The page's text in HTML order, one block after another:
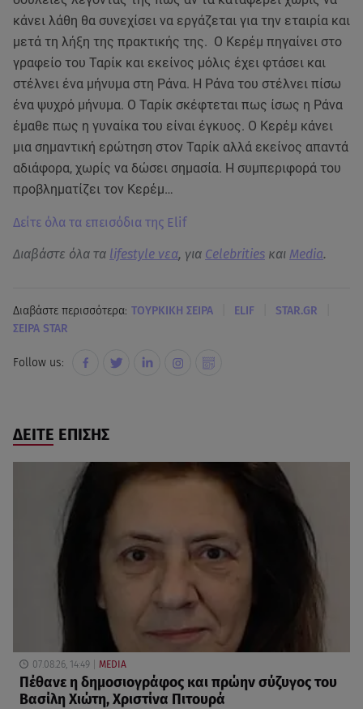
κάνει λάθη θα συνεχίσει να εργάζεται για την εταιρία και
μετά τη λήξη της πρακτικής της. Ο Κερέμ πηγαίνει στο
γραφείο του Ταρίκ και εκείνος μόλις έχει φτάσει και
στέλνει ένα μήνυμα στη Ράνα. Η Ράνα του στέλνει πίσω
ένα ψυχρό μήνυμα. Ο Ταρίκ σκέφτεται πως ίσως η Ράνα
έμαθε πως η γυναίκα του είναι έγκυος. Ο Κερέμ κάνει
μια σημαντική ερώτηση στον Ταρίκ αλλά εκείνος απαντά
αδιάφορα, χωρίς να δώσει σημασία. Η συμπεριφορά του
προβληματίζει τον Κερέμ…
Δείτε όλα τα επεισόδια της Elif
Διαβάστε όλα τα lifestyle νεα, για Celebrities και Media.
Διαβάστε περισσότερα: ΤΟΥΡΚΙΚΗ ΣΕΙΡΑ ELIF STAR.GR
ΣΕΙΡΑ STAR
Follow us:
ΔΕΙΤΕ ΕΠΙΣΗΣ
07.08.26, 14:49 MEDIA
Πέθανε η δημοσιογράφος και πρώην σύζυγος του
Βασίλη Χιώτη, Χριστίνα Πιτουρά